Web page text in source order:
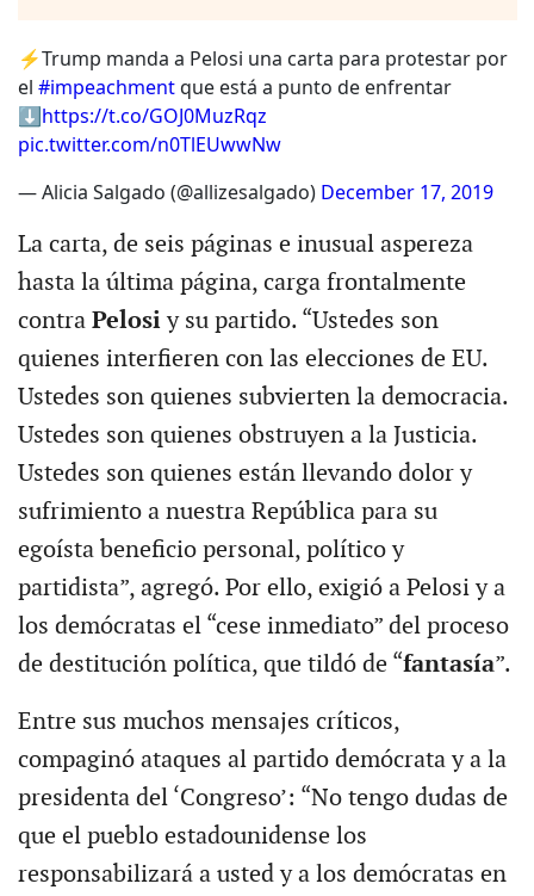
⚡️Trump manda a Pelosi una carta para protestar por
el #impeachmentque está a punto de enfrentar
⬇️https://t.co/GOJ0MuzRqz
pic.twitter.com/n0TlEUwwNw
— Alicia Salgado (@allizesalgado) December 17, 2019
La carta, de seis páginas e inusual aspereza
hasta la última página, carga frontalmente
contra Pelosiy su partido. “Ustedes son
quienes interfieren con las elecciones de EU.
Ustedes son quienes subvierten la democracia.
Ustedes son quienes obstruyen a la Justicia.
Ustedes son quienes están llevando dolor y
sufrimiento a nuestra República para su
egoísta beneficio personal, político y
partidista”, agregó. Por ello, exigió a Pelosi y a
los demócratas el “cese inmediato” del proceso
de destitución política, que tildó de “fantasía”.
Entre sus muchos mensajes críticos,
compaginó ataques al partido demócrata y a la
presidenta del ‘Congreso’: “No tengo dudas de
que el pueblo estadounidense los
responsabilizará a usted y a los demócratas en